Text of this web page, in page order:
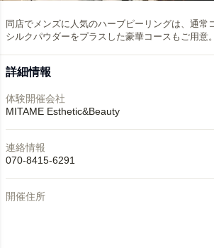
同店でメンズに人気のハーブピーリングは、通常
シルクパウダーをプラスした豪華コースもご用意。
詳細情報
体験開催会社
MITAME Esthetic&Beauty
連絡情報
070-8415-6291
開催住所